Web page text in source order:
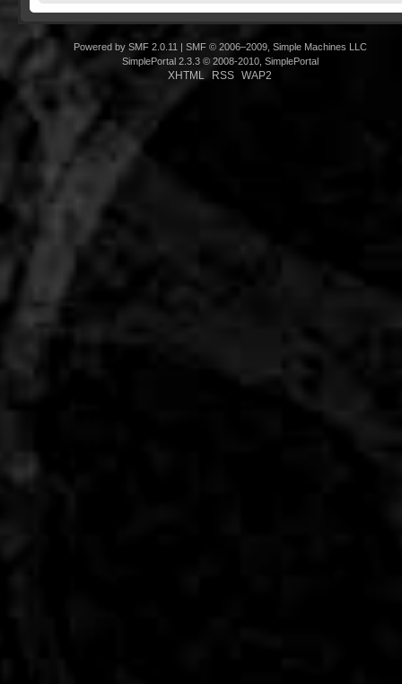
Powered by SMF 2.0.11
SMF © 2006–2009, Simple Machines LLC
SimplePortal 2.3.3 © 2008-2010, SimplePortal
XHTML RSS WAP2